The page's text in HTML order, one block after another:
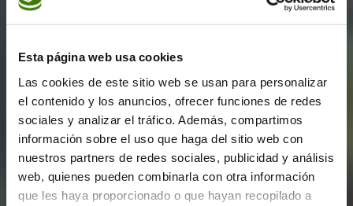
Esta página web usa cookies
Las cookies de este sitio web se usan para personalizar
el contenido y los anuncios, ofrecer funciones de redes
sociales y analizar el tráfico. Además, compartimos
información sobre el uso que haga del sitio web con
nuestros partners de redes sociales, publicidad y análisis
web, quienes pueden combinarla con otra información
que les haya proporcionado o que hayan recopilado a